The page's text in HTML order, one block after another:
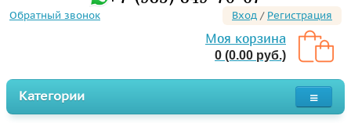
Обратный звонок Вход / Регистрация
Моя корзина
0 (0.00 руб.)
Категории